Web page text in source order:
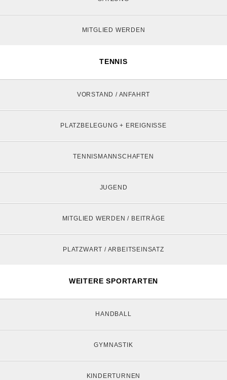
MITGLIED WERDEN
TENNIS
VORSTAND / ANFAHRT
PLATZBELEGUNG + EREIGNISSE
TENNISMANNSCHAFTEN
JUGEND
MITGLIED WERDEN / BEITRÄGE
PLATZWART / ARBEITSEINSATZ
WEITERE SPORTARTEN
HANDBALL
GYMNASTIK
KINDERTURNEN